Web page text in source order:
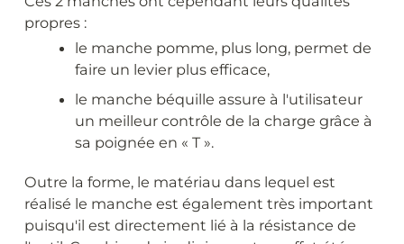
propres :
le manche pomme, plus long, permet de
faire un levier plus efficace,
le manche béquille assure à l'utilisateur
un meilleur contrôle de la charge grâce à
sa poignée en « T ».
Outre la forme, le matériau dans lequel est
réalisé le manche est également très important
puisqu'il est directement lié à la résistance de